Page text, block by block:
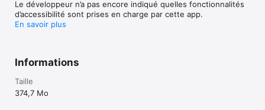
Le développeur n’a pas encore indiqué quelles fonctionnalités
d’accessibilité sont prises en charge par cette app.
En savoir plus
Informations
Taille
374,7 Mo